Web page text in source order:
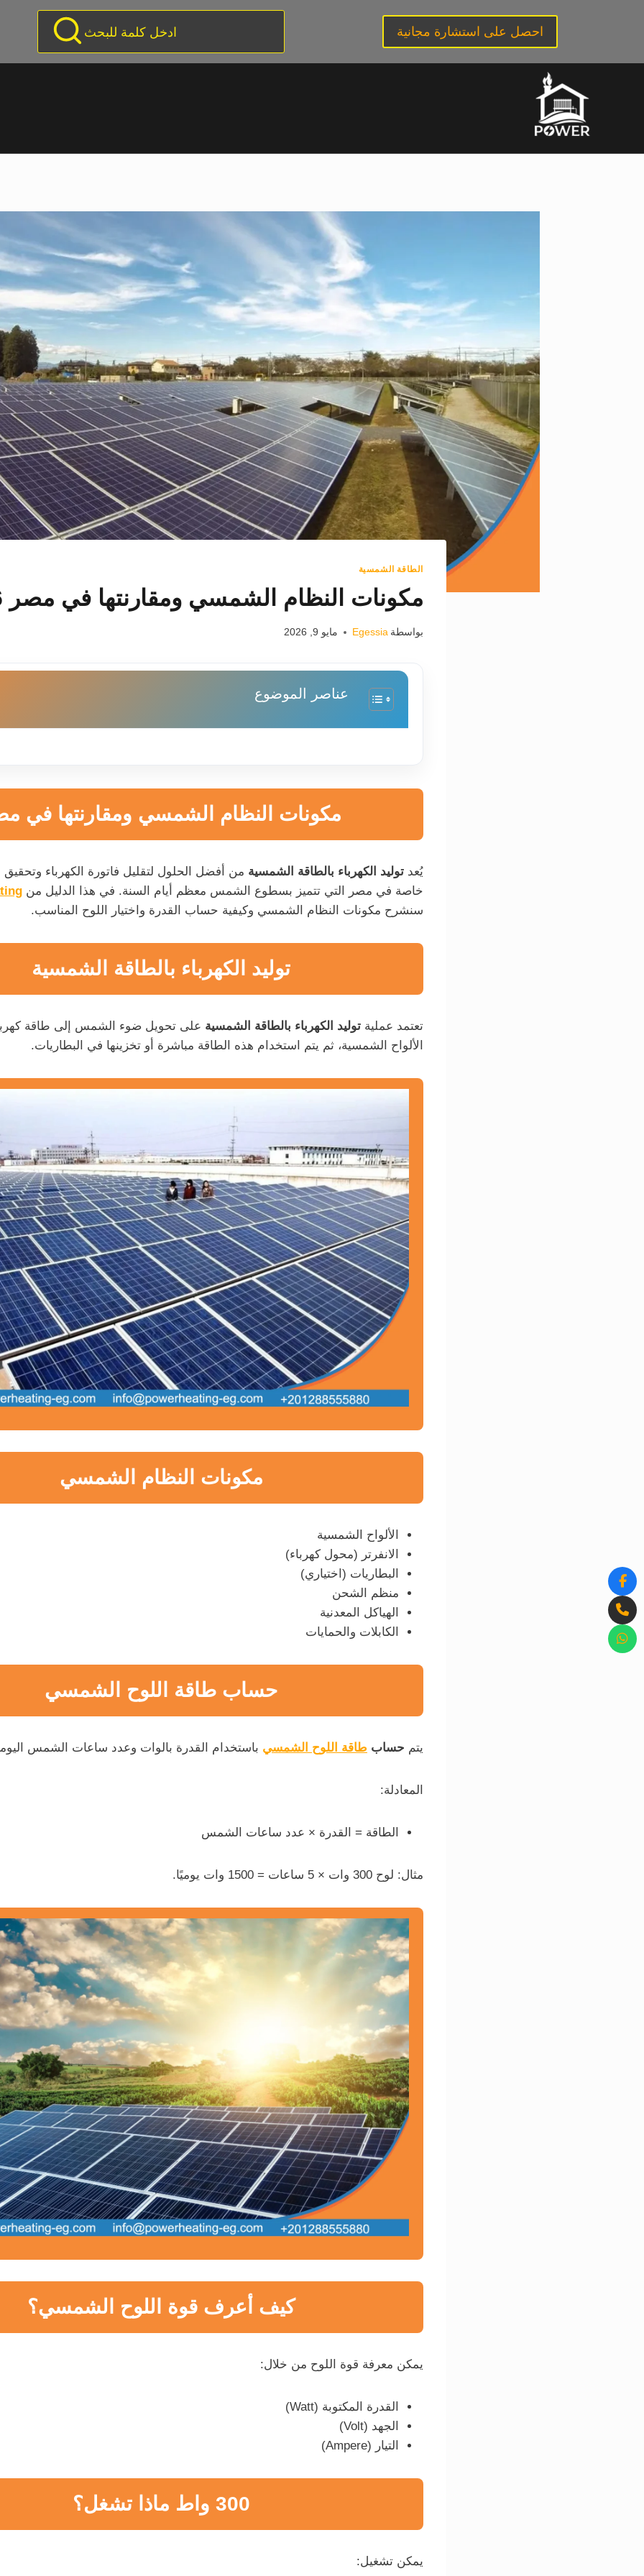
احصل على استشارة مجانية ادخل كلمة للبحث
الطاقة الشمسية
مكونات النظام الشمسي ومقارنتها في مصر 2026
بواسطة Egessia مايو 9, 2026
عناصر الموضوع
مكونات النظام الشمسي ومقارنتها في
يُعد توليد الكهرباء بالطاقة الشمسية من أفضل الحلول لتقليل فاتورة الكهرباء
خاصة في مصر التي تتميز بسطوع الشمس معظم أيام السنة. في هذا الدليل من
سنشرح مكونات النظام الشمسي وكيفية حساب القدرة واختيار اللوح المناسب.
توليد الكهرباء بالطاقة الشمسية
تعتمد عملية توليد الكهرباء بالطاقة الشمسية على تحويل ضوء الشمس إلى طاقة
الألواح الشمسية، ثم يتم استخدام هذه الطاقة مباشرة أو تخزينها في البطاريات.
مكونات النظام الشمسي
الألواح الشمسية
الانفرتر (محول كهرباء)
البطاريات (اختياري)
منظم الشحن
الهياكل المعدنية
الكابلات والحمايات
حساب طاقة اللوح الشمسي
يتم حساب طاقة اللوح الشمسي باستخدام القدرة بالوات وعدد ساعات الشمس
المعادلة:
الطاقة = القدرة × عدد ساعات الشمس
مثال: لوح 300 وات × 5 ساعات = 1500 وات يوميًا.
كيف أعرف قوة اللوح الشمسي؟
يمكن معرفة قوة اللوح من خلال:
القدرة المكتوبة (Watt)
الجهد (Volt)
التيار (Ampere)
300 واط ماذا تشغل؟
يمكن تشغيل: